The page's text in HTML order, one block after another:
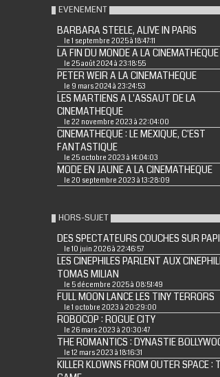
EVENEMENT
BARBARA STEELE, ALIVE IN PARIS
le 1 septembre 2025 à 18:47:11
LA FIN DU MONDE A LA CINEMATHEQUE
le 25 août 2024 à 23:18:55
PETER WEIR A LA CINEMATHEQUE
le 9 mars 2024 à 23:24:53
LES MARTIENS A L'ASSAUT DE LA
CINEMATHEQUE
le 22 novembre 2023 à 22:04:00
CINEMATHEQUE : LE MEXIQUE, C'EST
FANTASTIQUE
le 25 octobre 2023 à 14:04:03
MODE EN JAUNE A LA CINEMATHEQUE
le 20 septembre 2023 à 13:28:09
HORS-SUJET
DES SPECTATEURS COUCHES SUR
le 10 juin 2026 à 22:46:57
LES CINEPHILES PARLENT AUX
TOMAS MILIAN
le 5 décembre 2025 à 08:51:49
FULL MOON LANCE LES TINY TERRORS
le 1 octobre 2023 à 20:29:00
ROBOCOP : ROGUE CITY
le 26 mars 2023 à 20:30:47
THE ROMANTICS : DYNASTIE
le 12 mars 2023 à 18:16:31
KILLER KLOWNS FROM OUTER SPACE :